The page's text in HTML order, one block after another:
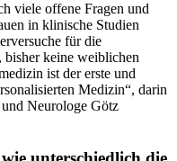
viele offene Fragen und
in klinische Studien
für die
keine weiblichen
ist der erste und
Medizin“, darin
Neurologe Götz